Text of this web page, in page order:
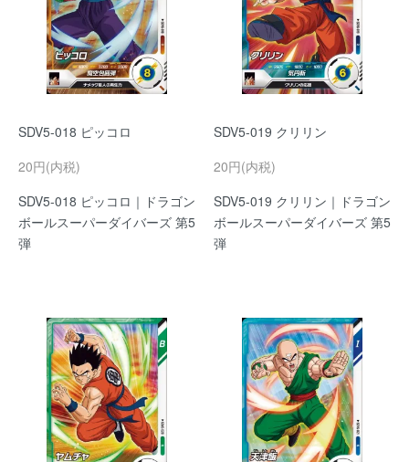
SDV5-018 ピッコロ
20円(内税)
SDV5-018 ピッコロ｜ドラゴン
ボールスーパーダイバーズ 第5
弾
SDV5-019 クリリン
20円(内税)
SDV5-019 クリリン｜ドラゴン
ボールスーパーダイバーズ 第5
弾